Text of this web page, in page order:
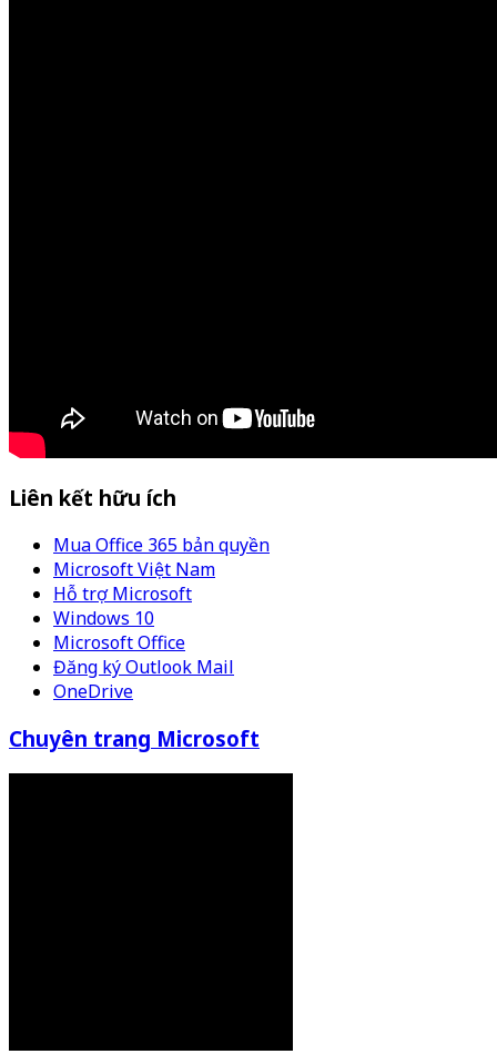
Liên kết hữu ích
Mua Office 365 bản quyền
Microsoft Việt Nam
Hỗ trợ Microsoft
Windows 10
Microsoft Office
Đăng ký Outlook Mail
OneDrive
Chuyên trang Microsoft